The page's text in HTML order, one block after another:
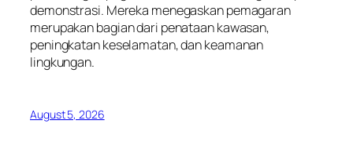
demonstrasi. Mereka menegaskan pemagaran
merupakan bagian dari penataan kawasan,
peningkatan keselamatan, dan keamanan
lingkungan.
August 5, 2026